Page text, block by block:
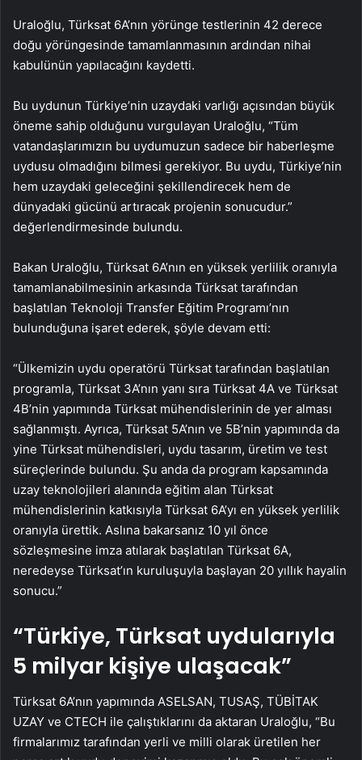
Uraloğlu, Türksat 6A’nın yörünge testlerinin 42 derece
doğu yörüngesinde tamamlanmasının ardından nihai
kabulünün yapılacağını kaydetti.
Bu uydunun Türkiye’nin uzaydaki varlığı açısından büyük
öneme sahip olduğunu vurgulayan Uraloğlu, “Tüm
vatandaşlarımızın bu uydumuzun sadece bir haberleşme
uydusu olmadığını bilmesi gerekiyor. Bu uydu, Türkiye’nin
hem uzaydaki geleceğini şekillendirecek hem de
dünyadaki gücünü artıracak projenin sonucudur.”
değerlendirmesinde bulundu.
Bakan Uraloğlu, Türksat 6A’nın en yüksek yerlilik oranıyla
tamamlanabilmesinin arkasında Türksat tarafından
başlatılan Teknoloji Transfer Eğitim Programı’nın
bulunduğuna işaret ederek, şöyle devam etti:
“Ülkemizin uydu operatörü Türksat tarafından başlatılan
programla, Türksat 3A’nın yanı sıra Türksat 4A ve Türksat
4B’nin yapımında Türksat mühendislerinin de yer alması
sağlanmıştı. Ayrıca, Türksat 5A’nın ve 5B’nin yapımında da
yine Türksat mühendisleri, uydu tasarım, üretim ve test
süreçlerinde bulundu. Şu anda da program kapsamında
uzay teknolojileri alanında eğitim alan Türksat
mühendislerinin katkısıyla Türksat 6A’yı en yüksek yerlilik
oranıyla ürettik. Aslına bakarsanız 10 yıl önce
sözleşmesine imza atılarak başlatılan Türksat 6A,
neredeyse Türksat’ın kuruluşuyla başlayan 20 yıllık hayalin
sonucu.”
“Türkiye, Türksat uydularıyla
5 milyar kişiye ulaşacak”
Türksat 6A’nın yapımında ASELSAN, TUSAŞ, TÜBİTAK
UZAY ve CTECH ile çalıştıklarını da aktaran Uraloğlu, “Bu
firmalarımız tarafından yerli ve milli olarak üretilen her